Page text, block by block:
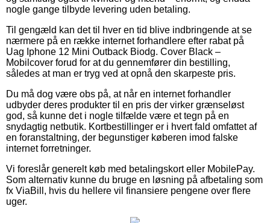
nogle gange tilbyde levering uden betaling.
Til gengæld kan det til hver en tid blive indbringende at se
nærmere på en række internet forhandlere efter rabat på
Uag Iphone 12 Mini Outback Biodg. Cover Black –
Mobilcover forud for at du gennemfører din bestilling,
således at man er tryg ved at opnå den skarpeste pris.
Du må dog være obs på, at når en internet forhandler
udbyder deres produkter til en pris der virker grænseløst
god, så kunne det i nogle tilfælde være et tegn på en
snydagtig netbutik. Kortbestillinger er i hvert fald omfattet af
en foranstaltning, der begunstiger køberen imod falske
internet forretninger.
Vi foreslår generelt køb med betalingskort eller MobilePay.
Som alternativ kunne du bruge en løsning på afbetaling som
fx ViaBill, hvis du hellere vil finansiere pengene over flere
uger.